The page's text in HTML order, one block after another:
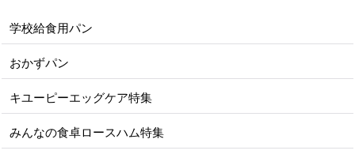
学校給食用パン
おかずパン
キユーピーエッグケア特集
みんなの食卓ロースハム特集